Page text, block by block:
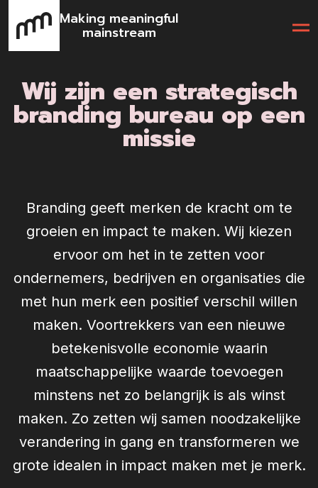
Making meaningful
mainstream
Wij zijn een strategisch
branding bureau op een
missie
Branding geeft merken de kracht om te
groeien en impact te maken. Wij kiezen
ervoor om het in te zetten voor
ondernemers, bedrijven en organisaties die
met hun merk een positief verschil willen
maken. Voortrekkers van een nieuwe
betekenisvolle economie waarin
maatschappelijke waarde toevoegen
minstens net zo belangrijk is als winst
maken. Zo zetten wij samen noodzakelijke
verandering in gang en transformeren we
grote idealen in impact maken met je merk.